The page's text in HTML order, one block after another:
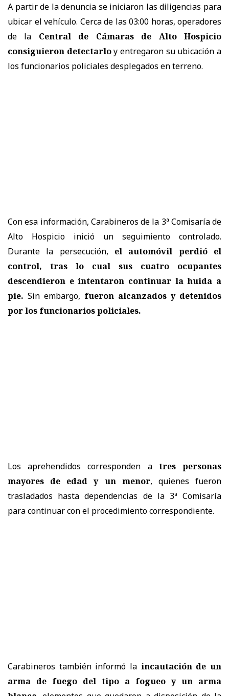
A partir de la denuncia se iniciaron las diligencias para
ubicar el vehículo. Cerca de las 03:00 horas, operadores
de la Central de Cámaras de Alto Hospicio
consiguieron detectarloy entregaron su ubicación a
los funcionarios policiales desplegados en terreno.
Con esa información, Carabineros de la 3ª Comisaría de
Alto Hospicio inició un seguimiento controlado.
Durante la persecución, el automóvil perdió el
control, tras lo cual sus cuatro ocupantes
descendieron e intentaron continuar la huida a
pie. Sin embargo, fueron alcanzados y detenidos
por los funcionarios policiales.
Los aprehendidos corresponden a tres personas
mayores de edad y un menor, quienes fueron
trasladados hasta dependencias de la 3ª Comisaría
para continuar con el procedimiento correspondiente.
Carabineros también informó la incautación de un
arma de fuego del tipo a fogueo y un arma